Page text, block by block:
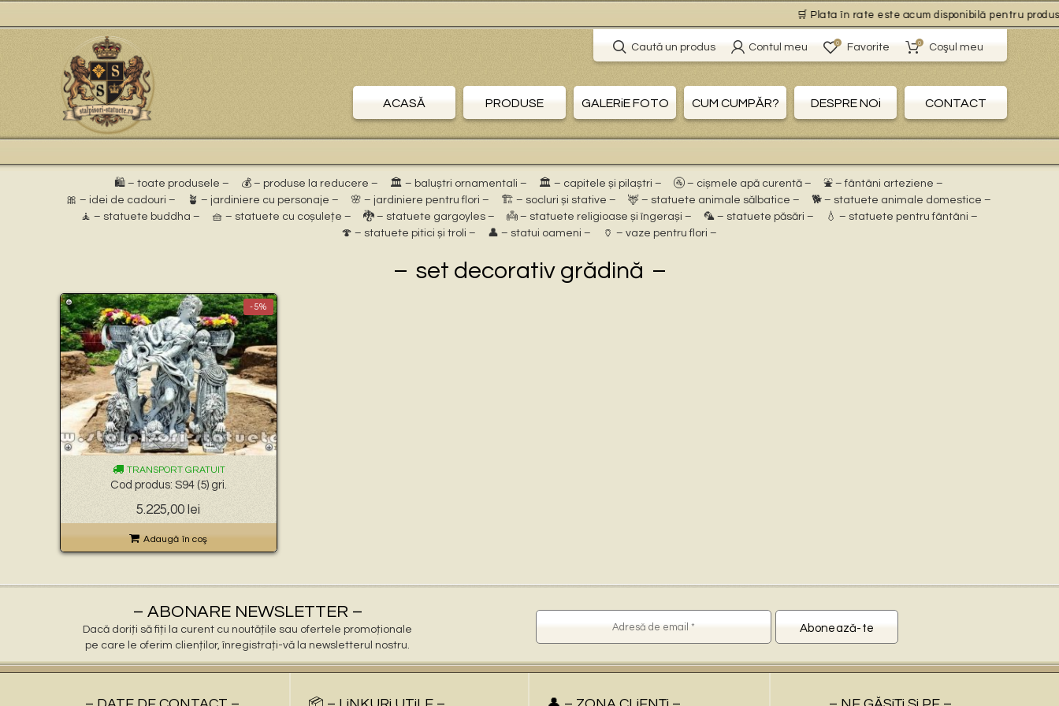
🛒 Plata în rate este acum disponibilă pentru
Caută un produs Contul meu 0 Favorite 0 Coşul meu
ACASĂ PRODUSE GALERiE FOTO CUM CUMPĂR? DESPRE NOi CONTACT
🛍️ – toate produsele – 💰 – produse la reducere – 🏛 – baluștri ornamentali – 🏛 – capitele și pilaștri – 🚰 – cișmele apă curentă –
⛲ – fântâni arteziene –
🎀 – idei de cadouri –
🪴 – jardiniere cu personaje – 🌸 – jardiniere pentru flori – 🏗 – socluri și stative – 🦌 – statuete animale sălbatice –
🐕 – statuete animale domestice –
🧘 – statuete buddha –
🧺 – statuete cu coșulețe – 🐉 – statuete gargoyles – 👼 – statuete religioase și îngerași – 🦜 – statuete păsări –
💧 – statuete pentru fântâni –
🍄 – statuete pitici și troli –
👤 – statui oameni – 🏺 – vaze pentru flori –
set decorativ grădină
-5%
TRANSPORT GRATUIT
Cod produs: S94 (5) gri.
Prețul
inițial
a
fost:
5.225,00 leiPrețul
curent
este:
5.225,00 lei.
Adaugă în coş
– ABONARE NEWSLETTER –
Dacă doriți să fiți la curent cu noutățile sau ofertele promoționale
pe care le oferim clienților, înregistrați-vă la newsletterul nostru.